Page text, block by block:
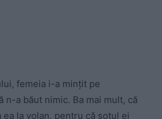
femeia i-a mințit pe
n-a băut nimic. Ba mai mult, că
la volan, pentru că soțul ei